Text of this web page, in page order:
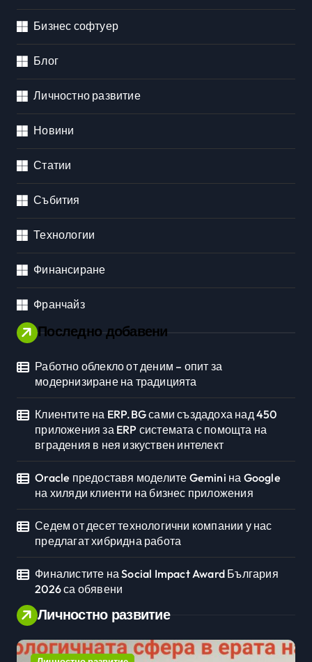
Бизнес софтуер
Блог
Личностно развитие
Новини
Статии
Събития
Технологии
Финансиране
Франчайз
Последно добавени
Работно облекло от деним – опит за
модернизиране на традицията
Клиентите на ERP.BG сами създадоха над 450
приложения за ERP системата с помощта на
вградения в нея изкуствен интелект
Oracle предоставя моделите Gemini на Google
на хиляди клиенти на бизнес приложения
Седем от десет технологични компании у нас
предлагат хибридна работа
Финалистите на Social Impact Award България
2026 са обявени
Личностно развитие